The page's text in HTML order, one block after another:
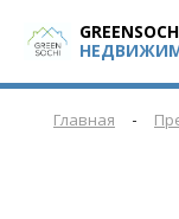
Главная -